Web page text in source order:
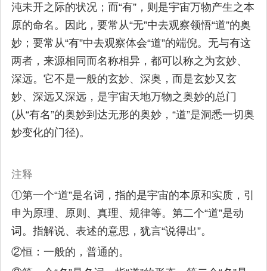
沌未开之际的状况；而“有”，则是宇宙万物产生之本
原的命名。因此，要常从“无”中去观察领悟“道”的奥
妙；要常从“有”中去观察体会“道”的端倪。无与有这
两者，来源相同而名称相异，都可以称之为玄妙、
深远。它不是一般的玄妙、深奥，而是玄妙又玄
妙、深远又深远，是宇宙天地万物之奥妙的总门
(从“有名”的奥妙到达无形的奥妙，“道”是洞悉一切奥
妙变化的门径)。
注释
①第一个“道”是名词，指的是宇宙的本原和实质，引
申为原理、原则、真理、规律等。第二个“道”是动
词。指解说、表述的意思，犹言“说得出”。
②恒：一般的，普通的。